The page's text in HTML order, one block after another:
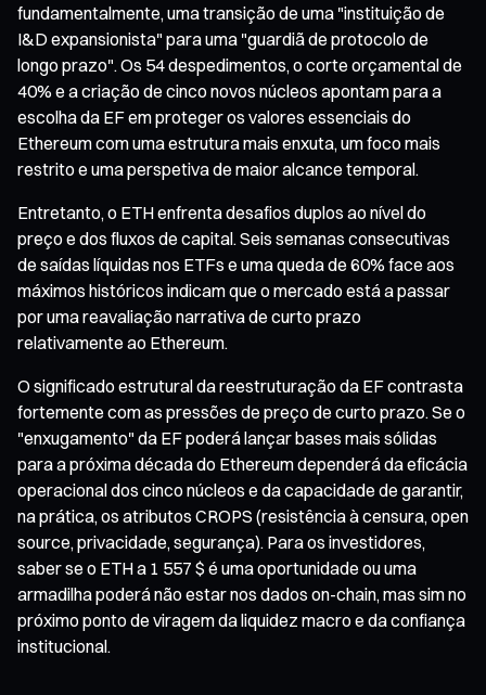
fundamentalmente, uma transição de uma "instituição de
I&D expansionista" para uma "guardiã de protocolo de
longo prazo". Os 54 despedimentos, o corte orçamental de
40% e a criação de cinco novos núcleos apontam para a
escolha da EF em proteger os valores essenciais do
Ethereum com uma estrutura mais enxuta, um foco mais
restrito e uma perspetiva de maior alcance temporal.
Entretanto, o ETH enfrenta desafios duplos ao nível do
preço e dos fluxos de capital. Seis semanas consecutivas
de saídas líquidas nos ETFs e uma queda de 60% face aos
máximos históricos indicam que o mercado está a passar
por uma reavaliação narrativa de curto prazo
relativamente ao Ethereum.
O significado estrutural da reestruturação da EF contrasta
fortemente com as pressões de preço de curto prazo. Se o
"enxugamento" da EF poderá lançar bases mais sólidas
para a próxima década do Ethereum dependerá da eficácia
operacional dos cinco núcleos e da capacidade de garantir,
na prática, os atributos CROPS (resistência à censura, open
source, privacidade, segurança). Para os investidores,
saber se o ETH a 1 557 $ é uma oportunidade ou uma
armadilha poderá não estar nos dados on-chain, mas sim no
próximo ponto de viragem da liquidez macro e da confiança
institucional.